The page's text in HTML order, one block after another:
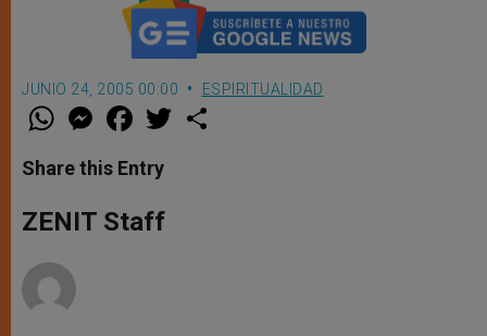
JUNIO 24, 2005 00:00 ESPIRITUALIDAD
W
t
s
p
p
M
e
s
e
g
e
F
a
e
b
o
k
w
Share this Entry
ZENIT Staff